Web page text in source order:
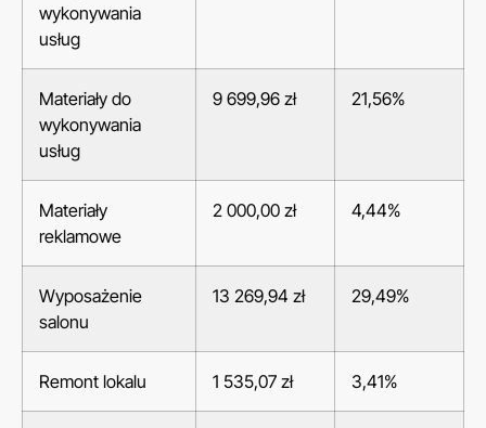
wykonywania
usług
Materiały do
wykonywania
usług
9 699,96 zł 21,56%
Materiały
reklamowe
2 000,00 zł 4,44%
Wyposażenie
salonu
13 269,94 zł 29,49%
Remont lokalu 1 535,07 zł 3,41%